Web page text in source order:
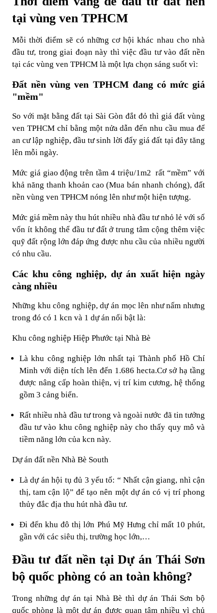
tại vùng ven TPHCM
Mỗi thời điểm sẽ có những cơ hội khác nhau cho nhà
đầu tư, trong giai đoạn này thì việc đầu tư vào đất nền
tại các vùng ven TPHCM là một lựa chọn sáng suốt vì:
Đất nền vùng ven TPHCM đang có mức giá
"mềm"
So với mặt bằng đất tại Sài Gòn đắt đỏ thì giá đất vùng
ven TPHCM chỉ bằng một nửa dẫn đến nhu cầu mua để
an cư lập nghiệp, đầu tư sinh lời đẩy giá đất tại đây tăng
lên mỗi ngày.
Mức giá giao động trên tầm 4 triệu/1m2rất “mềm” với
khả năng thanh khoản cao (Mua bán nhanh chóng), đất
nền vùng ven TPHCM nóng lên như một hiện tượng.
Mức giá mềm này thu hút nhiều nhà đầu tư nhỏ lẻ với số
vốn ít không thể đầu tư đất ở trung tâm cộng thêm việc
quỹ đất rộng lớn đáp ứng được nhu cầu của nhiều người
có nhu cầu.
Các khu công nghiệp, dự án xuất hiện ngày
càng nhiều
Những khu công nghiệp, dự án mọc lên như nấm nhưng
trong đó có 1 kcn và 1 dự án nổi bật là:
Khu công nghiệp Hiệp Phước tại Nhà Bè
Là khu công nghiệp lớn nhất tại Thành phố Hồ Chí
Minh với diện tích lên đến 1.686 hecta.Cơ sở hạ tầng
được nâng cấp hoàn thiện, vị trí kim cương, hệ thống
gồm 3 cảng biển.
Rất nhiều nhà đầu tư trong và ngoài nước đã tin tưởng
đầu tư vào khu công nghiệp này cho thấy quy mô và
tiềm năng lớn của kcn này.
Dự án đất nền Nhà Bè South
Là dự án hội tụ đủ 3 yếu tố: “ Nhất cận giang, nhì cận
thị, tam cận lộ” để tạo nên một dự án có vị trí phong
thủy đắc địa thu hút nhà đầu tư.
Đi đến khu đô thị lớn Phú Mỹ Hưng chỉ mất 10 phút,
gần với các siêu thị, trường học lớn,…
Đầu tư đất nền tại Dự án Thái Sơn
bộ quốc phòng có an toàn không?
Trong những dự án tại Nhà Bè thì dự án Thái Sơn bộ
quốc phòng là một dự án được quan tâm nhiều vì chủ